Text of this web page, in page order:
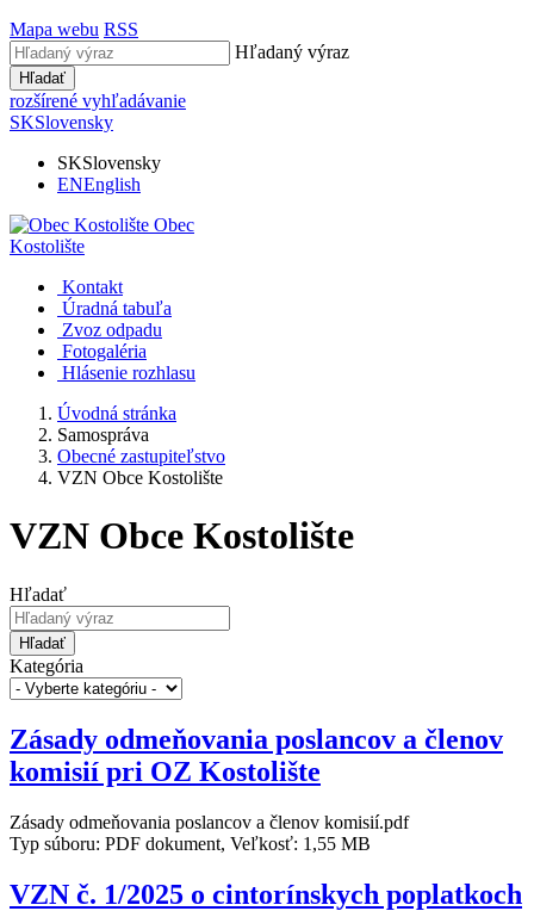
Mapa webu RSS
Hľadaný výraz
Hľadať
rozšírené vyhľadávanie
SKSlovensky
SKSlovensky
ENEnglish
Obec
Kostolište
Kontakt
Úradná tabuľa
Zvoz odpadu
Fotogaléria
Hlásenie rozhlasu
Úvodná stránka
Samospráva
Obecné zastupiteľstvo
VZN Obce Kostolište
VZN Obce Kostolište
Hľadať
Hľadať
Kategória
Zásady odmeňovania poslancov a členov
komisií pri OZ Kostolište
Zásady odmeňovania poslancov a členov komisií.pdf
Typ súboru: PDF dokument, Veľkosť: 1,55 MB
VZN č. 1/2025 o cintorínskych poplatkoch